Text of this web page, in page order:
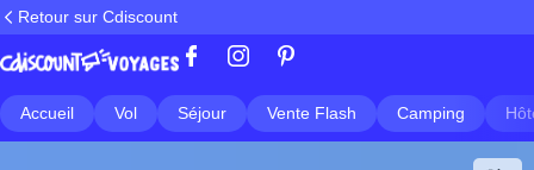
Retour sur Cdiscount
Accueil Vol Séjour Vente Flash Camping